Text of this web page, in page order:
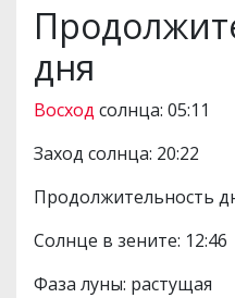
дня
Восход солнца: 05:11
Заход солнца: 20:22
Продолжительность
Солнце в зените: 12:46
Фаза луны: растущая